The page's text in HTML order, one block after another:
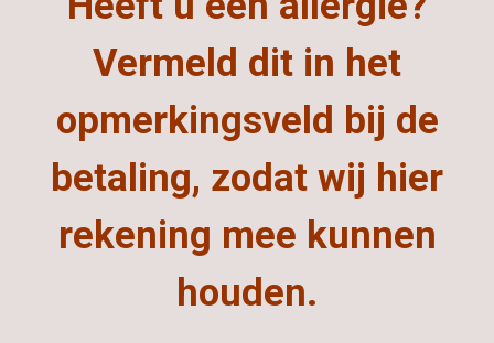
Vermeld dit in het
opmerkingsveld bij de
betaling, zodat wij hier
rekening mee kunnen
houden.